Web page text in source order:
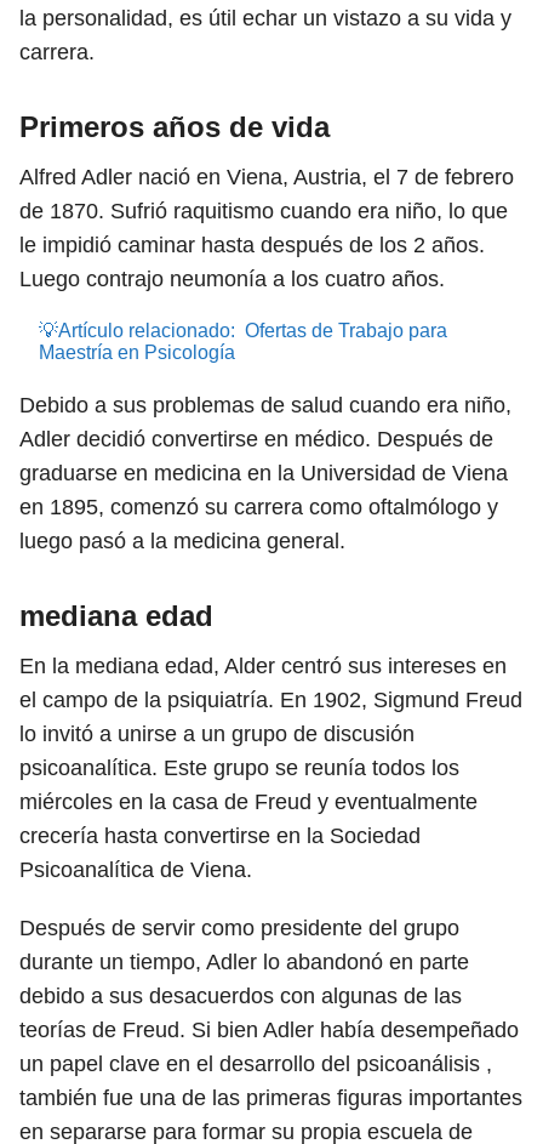
la personalidad, es útil echar un vistazo a su vida y
carrera.
Primeros años de vida
Alfred Adler nació en Viena, Austria, el 7 de febrero
de 1870. Sufrió raquitismo cuando era niño, lo que
le impidió caminar hasta después de los 2 años.
Luego contrajo neumonía a los cuatro años.
💡Artículo relacionado: Ofertas de Trabajo para
Maestría en Psicología
Debido a sus problemas de salud cuando era niño,
Adler decidió convertirse en médico. Después de
graduarse en medicina en la Universidad de Viena
en 1895, comenzó su carrera como oftalmólogo y
luego pasó a la medicina general.
mediana edad
En la mediana edad, Alder centró sus intereses en
el campo de la psiquiatría. En 1902, Sigmund Freud
lo invitó a unirse a un grupo de discusión
psicoanalítica. Este grupo se reunía todos los
miércoles en la casa de Freud y eventualmente
crecería hasta convertirse en la Sociedad
Psicoanalítica de Viena.
Después de servir como presidente del grupo
durante un tiempo, Adler lo abandonó en parte
debido a sus desacuerdos con algunas de las
teorías de Freud. Si bien Adler había desempeñado
un papel clave en el desarrollo del psicoanálisis ,
también fue una de las primeras figuras importantes
en separarse para formar su propia escuela de